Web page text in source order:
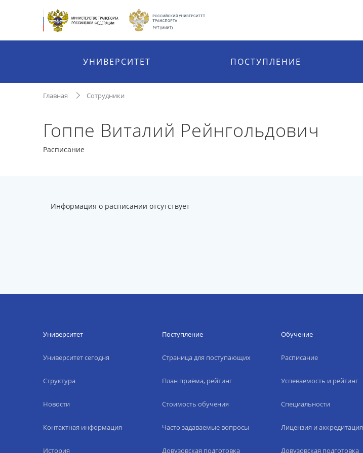
УНИВЕРСИТЕТ ПОСТУПЛЕНИЕ
Главная Сотрудники
Гоппе Виталий Рейнгольдович
Расписание
Информация о расписании отсутствует
Университет
Университет сегодня
Структура
Новости
Контактная информация
История
Поступление
Страница для поступающих
План приёма, рейтинг
Стоимость обучения
Часто задаваемые вопросы
Довузовская подготовка
Обучение
Расписание
Успеваемость и рейтинг
Специальности
Лицензия и аккредитация
Довузовская подготовка